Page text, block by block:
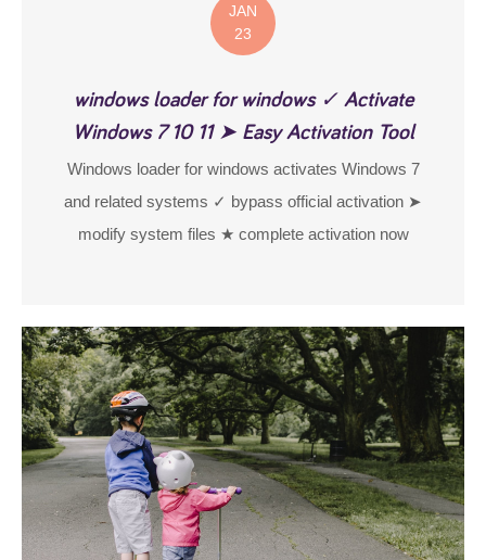
JAN
23
windows loader for windows ✓ Activate
Windows 7 10 11 ➤ Easy Activation Tool
Windows loader for windows activates Windows 7
and related systems ✓ bypass official activation ➤
modify system files ★ complete activation now